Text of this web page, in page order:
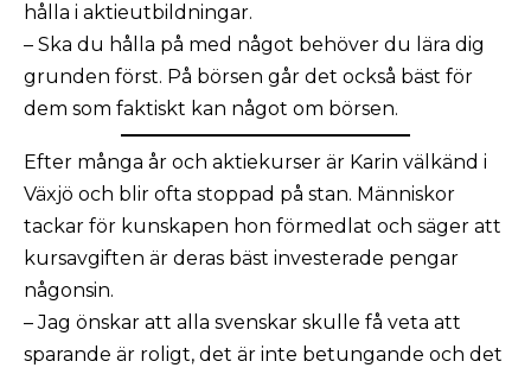
hålla i aktieutbildningar.
– Ska du hålla på med något behöver du lära dig
grunden först. På börsen går det också bäst för
dem som faktiskt kan något om börsen.
Efter många år och aktiekurser är Karin välkänd i
Växjö och blir ofta stoppad på stan. Människor
tackar för kunskapen hon förmedlat och säger att
kursavgiften är deras bäst investerade pengar
någonsin.
– Jag önskar att alla svenskar skulle få veta att
sparande är roligt, det är inte betungande och det